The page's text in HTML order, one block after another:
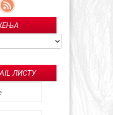
Драгољуб "Драган" М.
ЛИСТУ